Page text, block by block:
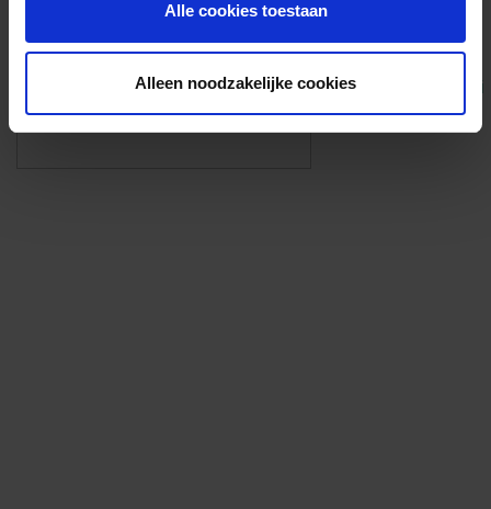
Alle cookies toestaan
Alleen noodzakelijke cookies Eigen foto’s